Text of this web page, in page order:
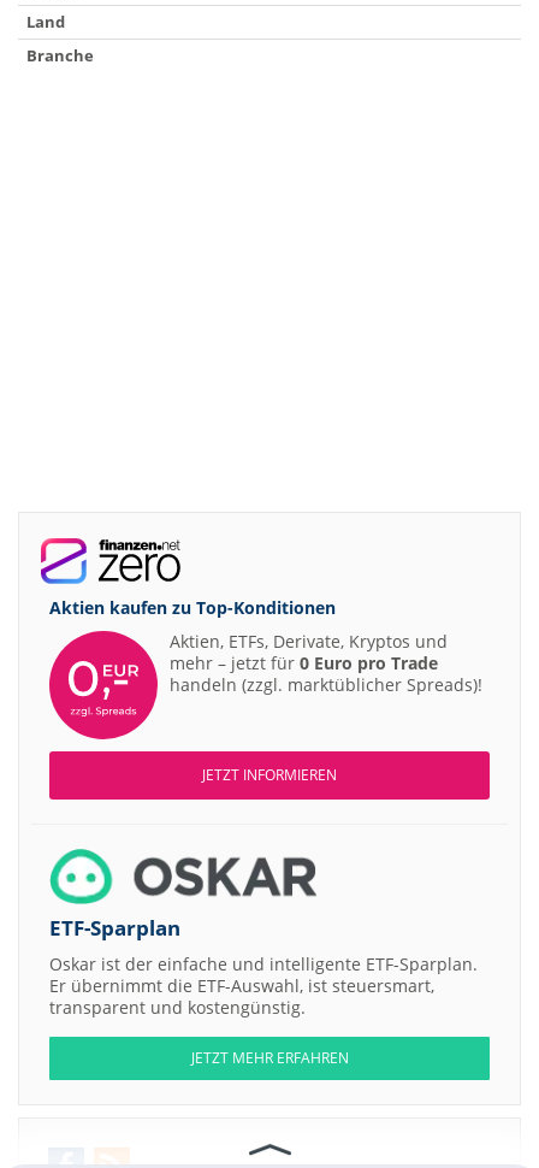
Land
Branche
Aktien kaufen zu Top-Konditionen
Aktien, ETFs, Derivate, Kryptos und
mehr – jetzt für 0 Euro pro Trade
handeln (zzgl. marktüblicher Spreads)!
JETZT INFORMIEREN
ETF-Sparplan
Oskar ist der einfache und intelligente ETF-Sparplan.
Er übernimmt die ETF-Auswahl, ist steuersmart,
transparent und kostengünstig.
JETZT MEHR ERFAHREN